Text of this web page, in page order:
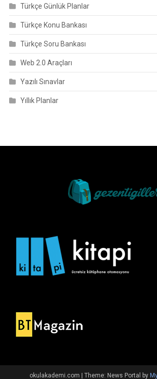
Türkçe Günlük Planlar
Türkçe Konu Bankası
Türkçe Soru Bankası
Web 2.0 Araçları
Yazılı Sınavlar
Yıllık Planlar
okulakademi.com Theme: News Portal by